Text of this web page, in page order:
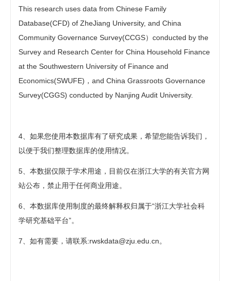
This research uses data from Chinese Family
Database(CFD) of ZheJiang University, and China
Community Governance Survey(CCGS）conducted by the
Survey and Research Center for China Household Finance
at the Southwestern University of Finance and
Economics(SWUFE)，and China Grassroots Governance
Survey(CGGS) conducted by Nanjing Audit University.
4、如果您使用本数据库有了研究成果，希望您能告诉我们，
以便于我们整理数据库的使用情况。
5、本数据仅限于学术用途，目前仅在浙江大学的有关官方网
站公布，禁止用于任何商业用途。
6、本数据库使用制度的最终解释权归属于“浙江大学社会科
学研究基础平台”。
7、如有需要，请联系:rwskdata@zju.edu.cn。